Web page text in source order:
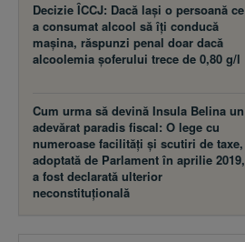
Decizie ÎCCJ: Dacă laşi o persoană ce
a consumat alcool să îţi conducă
maşina, răspunzi penal doar dacă
alcoolemia şoferului trece de 0,80 g/l
Cum urma să devină Insula Belina un
adevărat paradis fiscal: O lege cu
numeroase facilităţi şi scutiri de taxe,
adoptată de Parlament în aprilie 2019,
a fost declarată ulterior
neconstituţională